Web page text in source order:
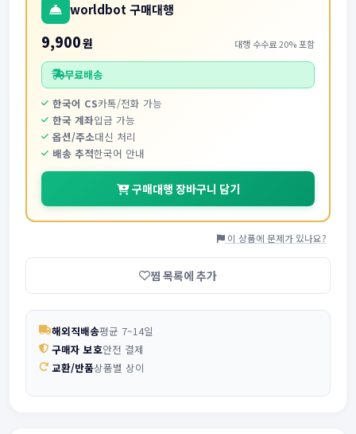
worldbot 구매대행
9,900원 대행 수수료 20% 포함
무료배송
한국어 CS카톡/전화 가능
한국 계좌입금 가능
옵션/주소대신 처리
배송 추적한국어 안내
구매대행 장바구니 담기
이 상품에 문제가 있나요?
찜 목록에 추가
해외직배송평균 7~14일
구매자 보호안전 결제
교환/반품상품별 상이